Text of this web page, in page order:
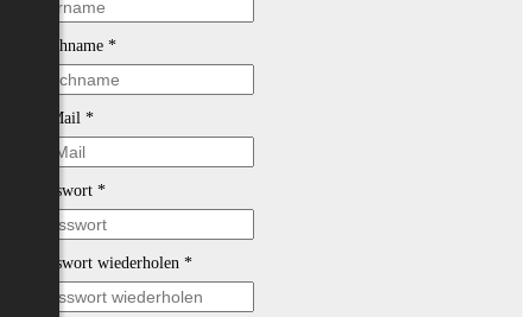
Nachname *
E-Mail *
Passwort *
Passwort wiederholen *